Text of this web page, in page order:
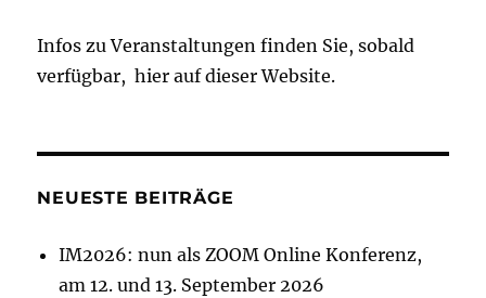
Infos zu Veranstaltungen finden Sie, sobald
verfügbar, hier auf dieser Website.
NEUESTE BEITRÄGE
IM2026: nun als ZOOM Online Konferenz,
am 12. und 13. September 2026